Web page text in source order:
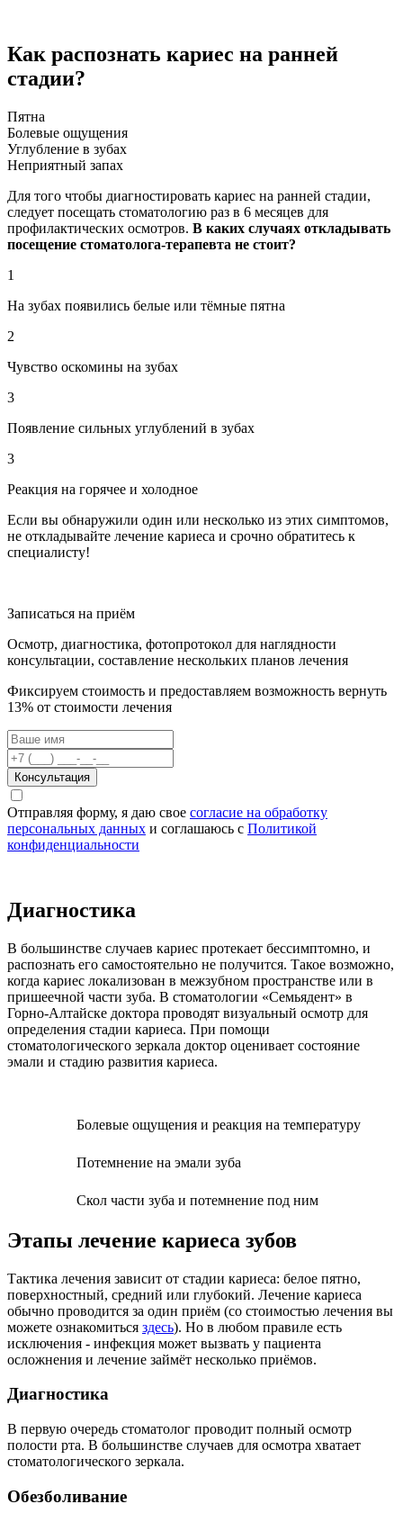
Как распознать кариес на ранней
стадии?
Пятна
Болевые ощущения
Углубление в зубах
Неприятный запах
Для того чтобы диагностировать кариес на ранней стадии,
следует посещать стоматологию раз в 6 месяцев для
профилактических осмотров. В каких случаях откладывать
посещение стоматолога-терапевта не стоит?
1
На зубах появились белые или тёмные пятна
2
Чувство оскомины на зубах
3
Появление сильных углублений в зубах
3
Реакция на горячее и холодное
Если вы обнаружили один или несколько из этих симптомов,
не откладывайте лечение кариеса и срочно обратитесь к
специалисту!
Записаться на приём
Осмотр, диагностика, фотопротокол для наглядности
консультации, составление нескольких планов лечения
Фиксируем стоимость и предоставляем возможность вернуть
13% от стоимости лечения
Консультация
Отправляя форму, я даю свое согласие на обработку
персональных данных и соглашаюсь c Политикой
конфиденциальности
Диагностика
В большинстве случаев кариес протекает бессимптомно, и
распознать его самостоятельно не получится. Такое возможно,
когда кариес локализован в межзубном пространстве или в
пришеечной части зуба. В стоматологии «Семьядент» в
Горно-Алтайске доктора проводят визуальный осмотр для
определения стадии кариеса. При помощи
стоматологического зеркала доктор оценивает состояние
эмали и стадию развития кариеса.
Болевые ощущения и реакция на температуру
Потемнение на эмали зуба
Скол части зуба и потемнение под ним
Этапы лечение кариеса зубов
Тактика лечения зависит от стадии кариеса: белое пятно,
поверхностный, средний или глубокий. Лечение кариеса
обычно проводится за один приём (со стоимостью лечения вы
можете ознакомиться здесь). Но в любом правиле есть
исключения - инфекция может вызвать у пациента
осложнения и лечение займёт несколько приёмов.
Диагностика
В первую очередь стоматолог проводит полный осмотр
полости рта. В большинстве случаев для осмотра хватает
стоматологического зеркала.
Обезболивание